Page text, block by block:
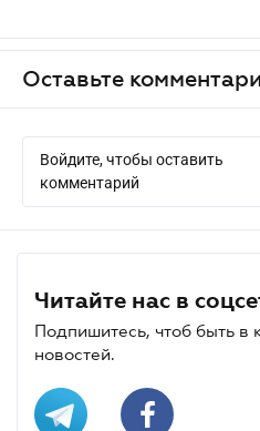
Оставьте
Войдите, чтобы оставить
комментарий
Читайте нас в
Подпишитесь, чтоб быть в
новостей.